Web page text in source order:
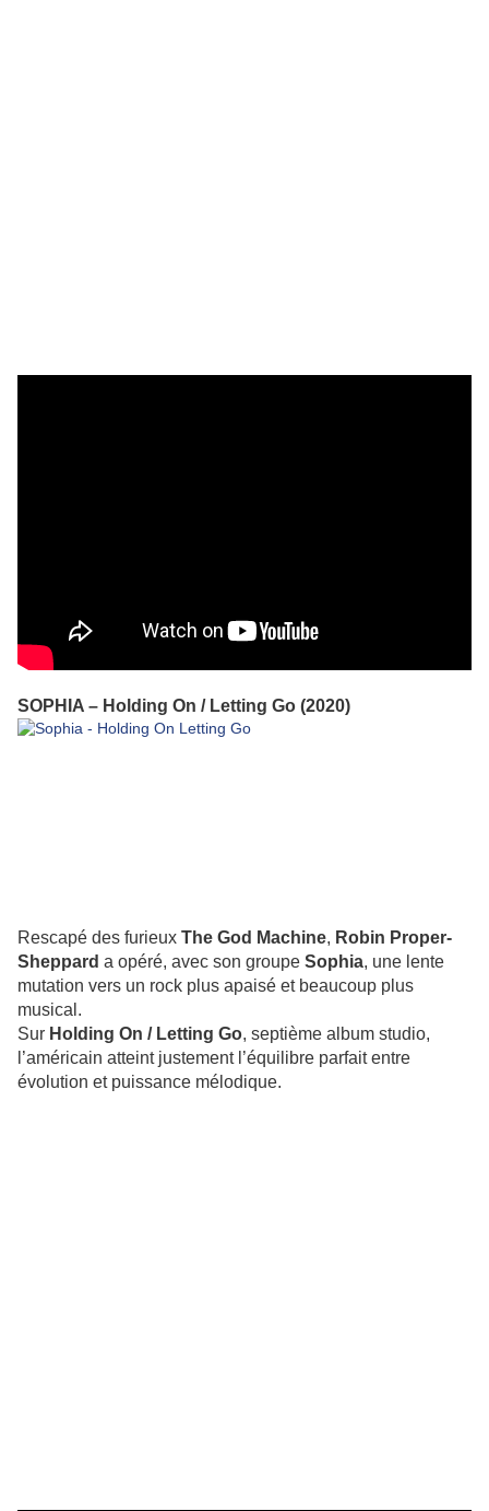
SOPHIA – Holding On / Letting Go (2020)
Rescapé des furieux The God Machine, Robin Proper-
Sheppard a opéré, avec son groupe Sophia, une lente
mutation vers un rock plus apaisé et beaucoup plus
musical.
Sur Holding On / Letting Go, septième album studio,
l’américain atteint justement l’équilibre parfait entre
évolution et puissance mélodique.